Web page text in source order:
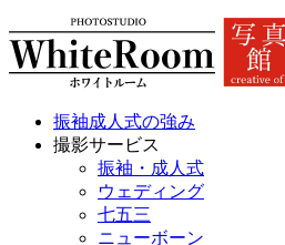
振袖成人式の強み
撮影サービス
振袖・成人式
ウェディング
七五三
ニューボーン